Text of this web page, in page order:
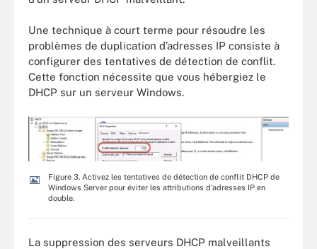
Une technique à court terme pour résoudre les
problèmes de duplication d’adresses IP consiste à
configurer des tentatives de détection de conflit.
Cette fonction nécessite que vous hébergiez le
DHCP sur un serveur Windows.
Figure 3. Activez les tentatives de détection de conflit DHCP de
Windows Server pour éviter les attributions d'adresses IP en
double.
La suppression des serveurs DHCP malveillants